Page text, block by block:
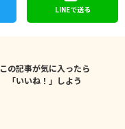
LINEで送る
この記事が気に入ったら
「いいね！」しよう